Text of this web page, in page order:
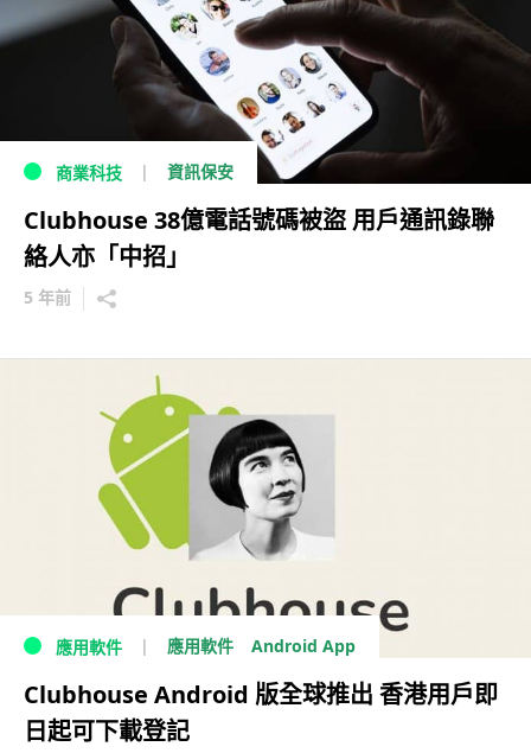
商業科技 資訊保安
Clubhouse 38億電話號碼被盜 用戶通訊錄聯
絡人亦「中招」
5 年前
應用軟件 應用軟件 Android App
Clubhouse Android 版全球推出 香港用戶即
日起可下載登記